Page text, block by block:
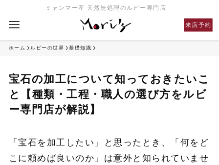
ミャンマー産 天然無処理のルビー専門店
来店予約
ホーム ルビーの世界 基礎知識
宝石の加工について知っておきたいこ
と【種類・工程・職人の選び方をルビ
ー専門店が解説】
「宝石を加工したい」と思ったとき、「何をど
こに頼めば良いのか」は意外と知られていませ